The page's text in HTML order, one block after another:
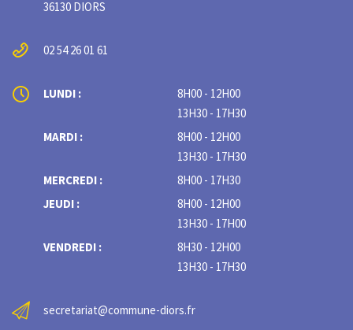
36130 DIORS
02 54 26 01 61
LUNDI :
8H00 - 12H00
13H30 - 17H30
MARDI :
8H00 - 12H00
13H30 - 17H30
MERCREDI :
8H00 - 17H30
JEUDI :
8H00 - 12H00
13H30 - 17H00
VENDREDI :
8H30 - 12H00
13H30 - 17H30
secretariat@commune-diors.fr